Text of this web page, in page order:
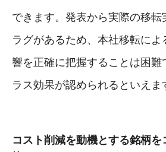
できます。発表から実際の移転
ラグがあるため、本社移転によ
響を正確に把握することは困難
ラス効果が認められるといえま
コスト削減を動機とする銘柄